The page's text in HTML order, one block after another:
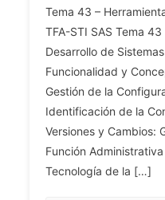
Tema 43 –
TFA-STI SAS Tema
Desarrollo de
Funcionalidad y
Gestión de la
Identificación de la
Versiones y Cambios:
Función
Tecnología de la […]